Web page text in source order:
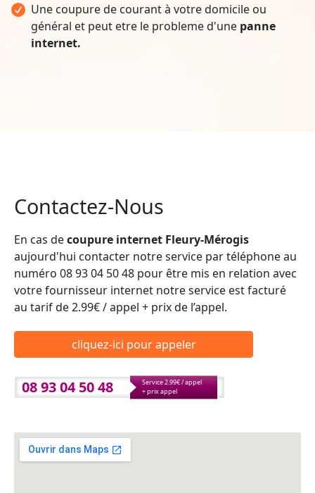
Une coupure de courant à votre domicile ou
général et peut etre le probleme d'une panne
internet.
Contactez-Nous
En cas decoupure internet Fleury-Mérogis
aujourd'hui contacter notre service par téléphone au
numéro 08 93 04 50 48 pour être mis en relation avec
votre fournisseur internet notre service est facturé
au tarif de 2.99€ / appel + prix de l’appel.
cliquez-ici pour appeler
08 93 04 50 48
Service 2.99€ / appel
+ prix appel